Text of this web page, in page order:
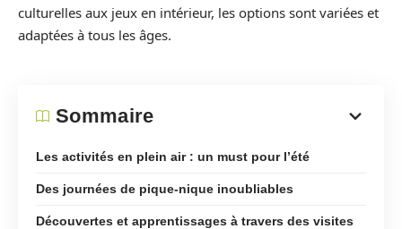
culturelles aux jeux en intérieur, les options sont variées et
adaptées à tous les âges.
Sommaire
Les activités en plein air : un must pour l’été
Des journées de pique-nique inoubliables
Découvertes et apprentissages à travers des visites